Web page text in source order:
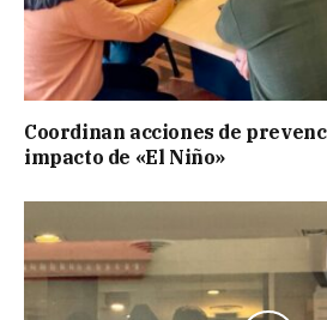
Coordinan acciones de
impacto de «El Niño»